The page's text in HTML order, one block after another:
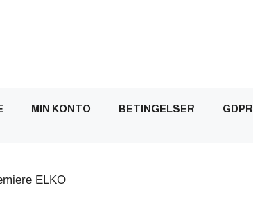
MIN KONTO BETINGELSER GDPR
ELKO